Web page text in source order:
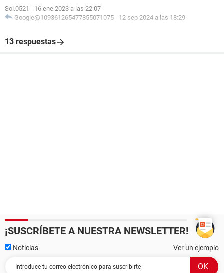
Sol.0521 - 16 ene 2023 a las 22:07
Google@109361265477855071075 - 12 sep 2024 a las 18:29
13 respuestas
¡SUSCRÍBETE A NUESTRA NEWSLETTER!
Noticias Ver un ejemplo